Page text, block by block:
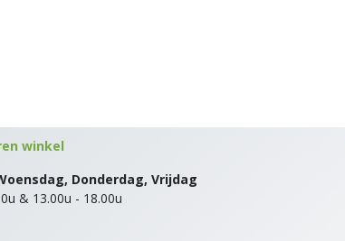
winkel
Donderdag, Vrijdag
& 13.00u - 18.00u